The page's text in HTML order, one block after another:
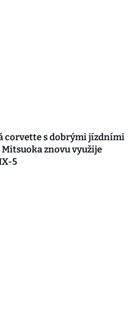
corvette s dobrými jízdními
znovu využije
5